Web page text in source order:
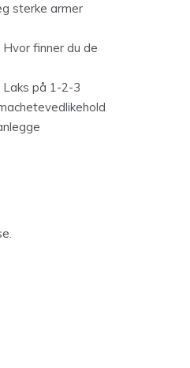
sterke armer
finner du de
Laks på 1-2-3